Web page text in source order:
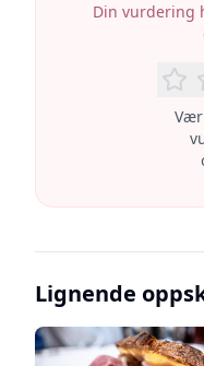
Din vurdering
Lignende